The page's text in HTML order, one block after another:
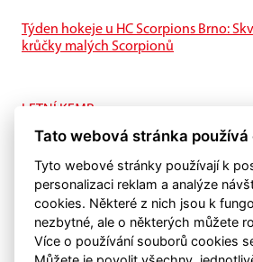
Týden hokeje u HC Scorpions Brno:
krůčky malých Scorpionů
LETNÍ KEMP
I na ledě je letní příprava také důležitá.
Tato webová stránka používá
Tyto webové stránky používají k
personalizaci reklam a analýze
cookies. Některé z nich jsou k
nezbytné, ale o některých můžete
Více o používání souborů cookies